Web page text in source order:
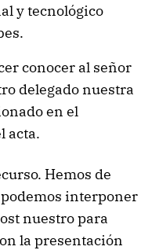
y tecnológico
conocer al señor
delegado nuestra
en el
acta.
Hemos de
interponer
nuestro para
la presentación